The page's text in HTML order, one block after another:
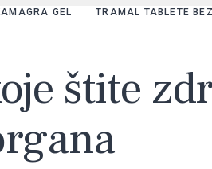
GEL TRAMAL TABLETE
štite